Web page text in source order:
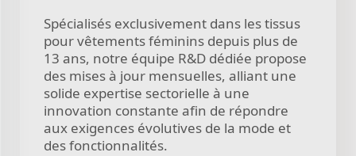
Spécialisés exclusivement dans les tissus
pour vêtements féminins depuis plus de
13 ans, notre équipe R&D dédiée propose
des mises à jour mensuelles, alliant une
solide expertise sectorielle à une
innovation constante afin de répondre
aux exigences évolutives de la mode et
des fonctionnalités.